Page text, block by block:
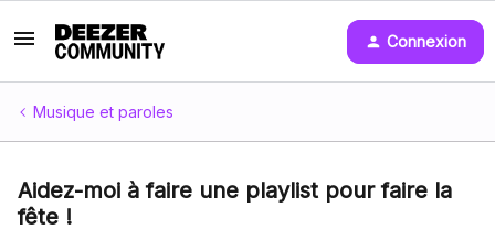
Connexion
Musique et paroles
Aidez-moi à faire une playlist pour faire la
fête !